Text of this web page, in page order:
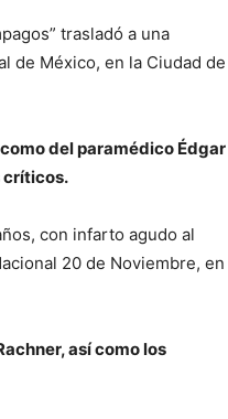
trasladó a una
de México, en la Ciudad de
del paramédico Édgar
críticos.
con infarto agudo al
20 de Noviembre, en
así como los